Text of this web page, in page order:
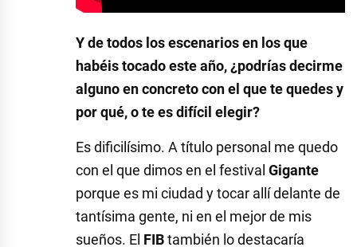
Y de todos los escenarios en los que
habéis tocado este año, ¿podrías decirme
alguno en concreto con el que te quedes y
por qué, o te es difícil elegir?
Es dificilísimo. A título personal me quedo
con el que dimos en el festival Gigante
porque es mi ciudad y tocar allí delante de
tantísima gente, ni en el mejor de mis
sueños. El FIBtambién lo destacaría